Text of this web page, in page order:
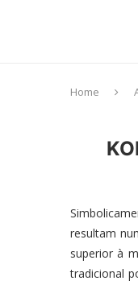
Home
resultam
superior à
tradicional